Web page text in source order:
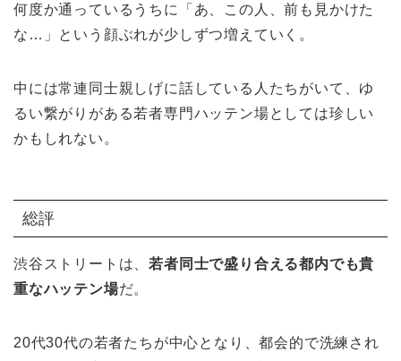
何度か通っているうちに「あ、この人、前も見かけた
な…」という顔ぶれが少しずつ増えていく。
中には常連同士親しげに話している人たちがいて、ゆ
るい繋がりがある若者専門ハッテン場としては珍しい
かもしれない。
総評
渋谷ストリートは、若者同士で盛り合える都内でも貴
重なハッテン場だ。
20代30代の若者たちが中心となり、都会的で洗練され